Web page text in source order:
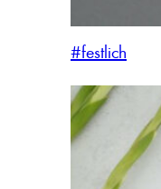
#festlich